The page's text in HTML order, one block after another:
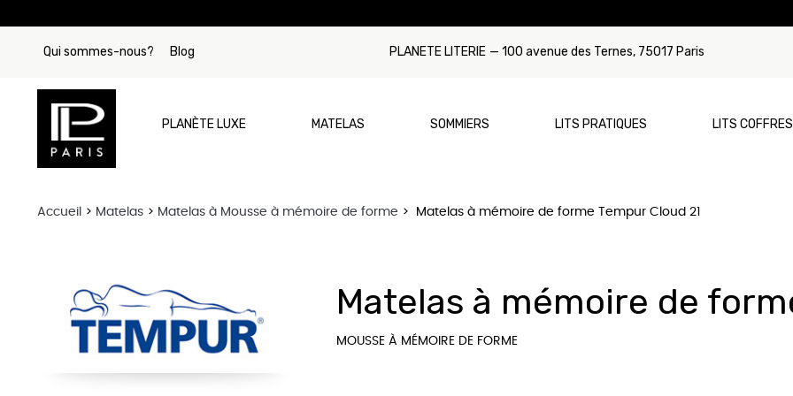
Qui sommes-nous? Blog PLANETE LITERIE — 100 avenue des Ternes, 75017 Paris
PLANÈTE LUXE MATELAS
Matelas Simmons
Matelas Stearns & Foster
Par Dimension
Matelas 120x190
SOMMIERS
Sommier à lattes Sommier
Sommier
LITS PRATIQUES LITS COFFRES
Accueil Matelas Matelas à Mousse à mémoire de forme Matelas à mémoire de forme Tempur Cloud 21
Matelas à mémoire de
MOUSSE À MÉMOIRE DE FORME